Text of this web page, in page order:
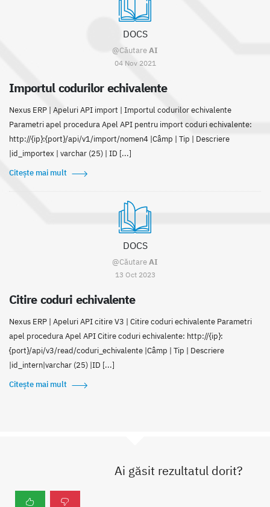
DOCS
@CăutareAI
04 Nov 2021
Importul codurilor echivalente
Nexus ERP | Apeluri API import | Importul codurilor echivalente
Parametri apel procedura Apel API pentru import coduri echivalente:
http://{ip}:{port}/api/v1/import/nomen4 |Câmp | Tip | Descriere
|id_importex | varchar (25) | ID [...]
Citește mai mult
DOCS
@CăutareAI
13 Oct 2023
Citire coduri echivalente
Nexus ERP | Apeluri API citire V3 | Citire coduri echivalente Parametri
apel procedura Apel API Citire coduri echivalente: http://{ip}:
{port}/api/v3/read/coduri_echivalente |Câmp | Tip | Descriere
|id_intern|varchar (25) |ID [...]
Citește mai mult
Ai găsit rezultatul dorit?